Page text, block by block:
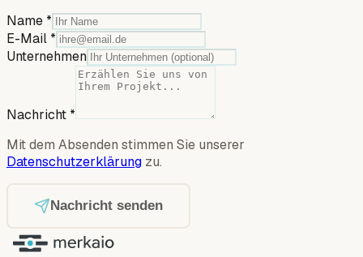
Name *
E-Mail *
Unternehmen
Nachricht *
Mit dem Absenden stimmen Sie unserer
Datenschutzerklärung zu.
Nachricht senden